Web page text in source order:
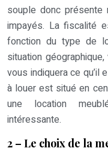
souple donc
impayés. La fiscalité
fonction du type de
situation géographique,
vous indiquera ce qu’il
à louer est situé en
une location
intéressante.
2 – Le choix de la